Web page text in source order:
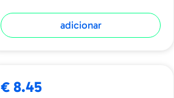
adicionar
€ 8.45